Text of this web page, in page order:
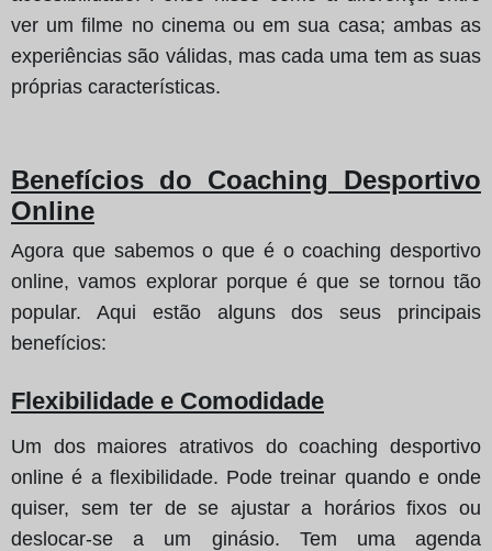
ver um filme no cinema ou em sua casa; ambas as
experiências são válidas, mas cada uma tem as suas
próprias características.
Benefícios do Coaching Desportivo
Online
Agora que sabemos o que é o coaching desportivo
online, vamos explorar porque é que se tornou tão
popular. Aqui estão alguns dos seus principais
benefícios:
Flexibilidade e Comodidade
Um dos maiores atrativos do coaching desportivo
online é a flexibilidade. Pode treinar quando e onde
quiser, sem ter de se ajustar a horários fixos ou
deslocar-se a um ginásio. Tem uma agenda